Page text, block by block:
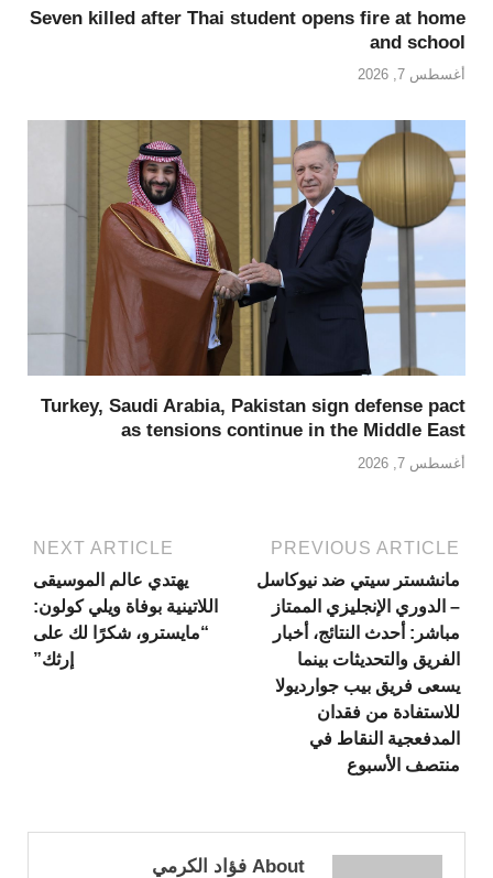
Seven killed after Thai student opens fire at home
and school
أغسطس 7, 2026
Turkey, Saudi Arabia, Pakistan sign defense pact
as tensions continue in the Middle East
أغسطس 7, 2026
PREVIOUS ARTICLE
مانشستر سيتي ضد نيوكاسل
– الدوري الإنجليزي الممتاز
مباشر: أحدث النتائج، أخبار
الفريق والتحديثات بينما
يسعى فريق بيب جوارديولا
للاستفادة من فقدان
المدفعجية النقاط في
منتصف الأسبوع
NEXT ARTICLE
يهتدي عالم الموسيقى
اللاتينية بوفاة ويلي كولون:
“مايسترو، شكرًا لك على
إرثك”
About فؤاد الكرمي